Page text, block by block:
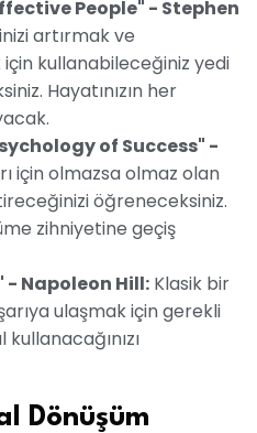
People" - Stephen
artırmak ve
kullanabileceğiniz yedi
Hayatınızın her
of Success" -
için olmazsa olmaz olan
öğreneceksiniz.
zihniyetine geçiş
- Napoleon Hill: Klasik bir
ulaşmak için gerekli
Dönüşüm